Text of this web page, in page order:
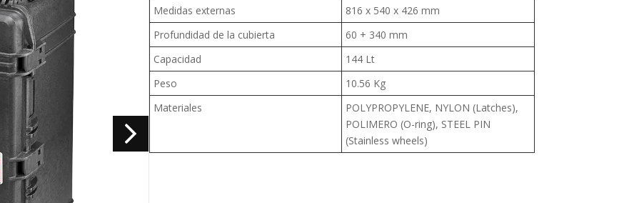
Medidas externas
816 x 540 x 426 mm
Profundidad de la cubierta
60 + 340 mm
Capacidad
144 Lt
Peso
10.56 Kg
Materiales
POLYPROPYLENE, NYLON (Latches),
POLIMERO (O-ring), STEEL PIN
(Stainless wheels)